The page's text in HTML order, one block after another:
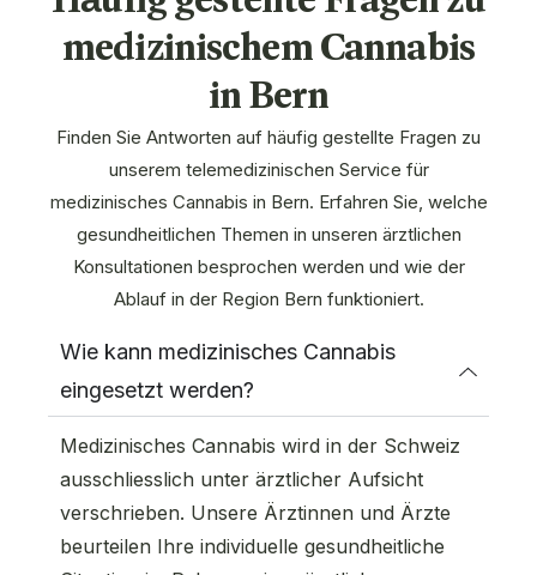
medizinischem Cannabis
in Bern
Finden Sie Antworten auf häufig gestellte Fragen zu
unserem telemedizinischen Service für
medizinisches Cannabis in Bern. Erfahren Sie, welche
gesundheitlichen Themen in unseren ärztlichen
Konsultationen besprochen werden und wie der
Ablauf in der Region Bern funktioniert.
Wie kann medizinisches Cannabis
eingesetzt werden?
Medizinisches Cannabis wird in der Schweiz
ausschliesslich unter ärztlicher Aufsicht
verschrieben. Unsere Ärztinnen und Ärzte
beurteilen Ihre individuelle gesundheitliche